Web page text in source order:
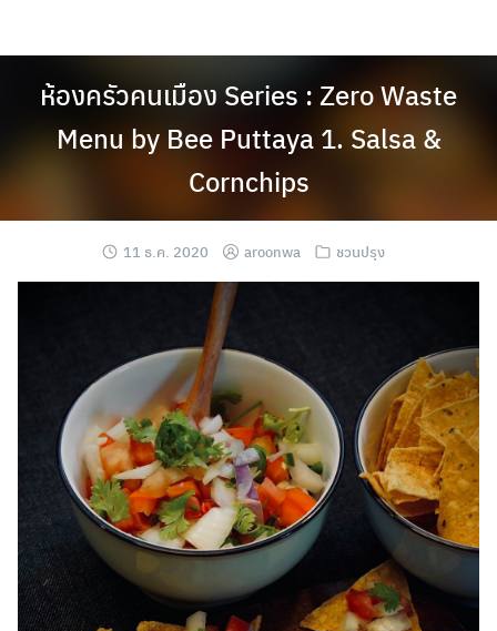
ห้องครัวคนเมือง Series : Zero Waste
Menu by Bee Puttaya 1. Salsa &
Cornchips
11 ธ.ค. 2020 aroonwa ชวนปรุง